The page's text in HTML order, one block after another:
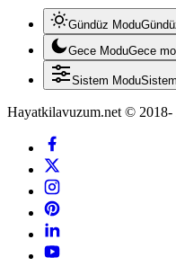
Gündüz Modu
Gece ModuGece
Sistem Modu
Hayatkilavuzum.net © 2018-